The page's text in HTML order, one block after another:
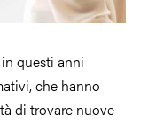
questi anni
che hanno
di trovare nuove